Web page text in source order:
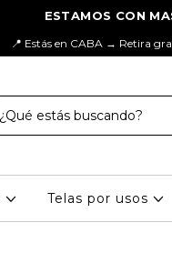
📍 Estás en CABA → Retira
Telas por usos